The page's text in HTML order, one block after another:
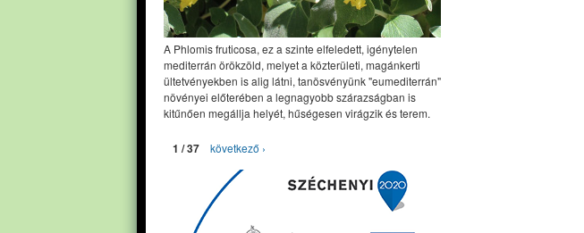
A Phlomis fruticosa, ez a szinte elfeledett, igénytelen
mediterrán örökzöld, melyet a közterületi, magánkerti
ültetvényekben is alig látni, tanösvényünk "eumediterrán"
növényei előterében a legnagyobb szárazságban is
kitűnően megállja helyét, hűségesen virágzik és terem.
1 / 37 következő ›